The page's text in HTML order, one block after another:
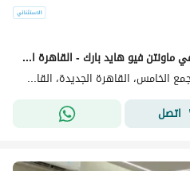
بموقع مميز شقة مفروشة للإيجار في ماونتن فيو هايد بارك - القاهرة الجديدة
كومباوند ماونتن فيو هايد بارك، التجمع الخامس، القاهرة الجديدة، القاهرة
اتصل